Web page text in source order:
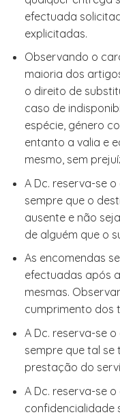
efectuada
explicitadas.
Observando o
maioria dos
o direito de
caso de
espécie, género
entanto a valia e
mesmo, sem
A Dc. reserva-se
sempre que o
ausente e não
de alguém que o
As encomendas
efectuadas após
mesmas.
cumprimento dos
A Dc. reserva-se
sempre que tal se
prestação do
A Dc. reserva-se
confidencialidade